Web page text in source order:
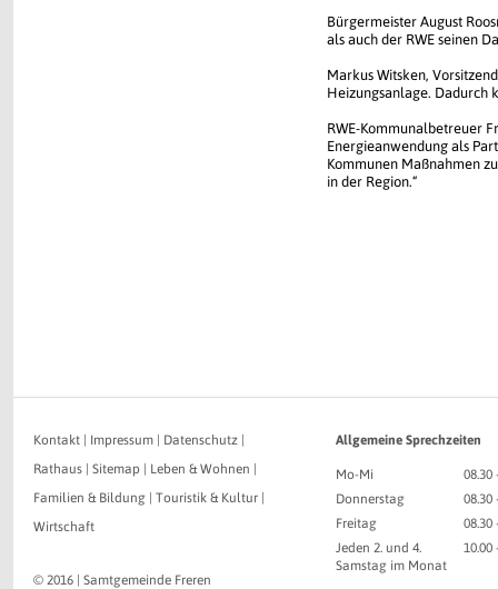
Bürgermeister August
als auch der RWE seinen
Markus Witsken,
Heizungsanlage. Dadurch
RWE-Kommunalbetreuer
Energieanwendung als
Kommunen Maßnahmen
in der Region.“
Kontakt Impressum Datenschutz
Rathaus
Sitemap Leben & Wohnen
Familien & Bildung
Touristik & Kultur
Wirtschaft
© 2016 | Samtgemeinde Freren
Allgemeine Sprechzeiten
Mo-Mi
08.30
Donnerstag
08.30
Freitag
08.30
Jeden 2. und 4.
Samstag im Monat